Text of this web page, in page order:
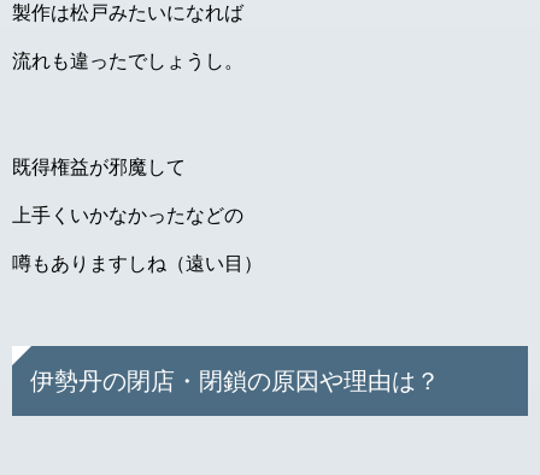
製作は松戸みたいになれば
流れも違ったでしょうし。
既得権益が邪魔して
上手くいかなかったなどの
噂もありますしね（遠い目）
伊勢丹の閉店・閉鎖の原因や理由は？